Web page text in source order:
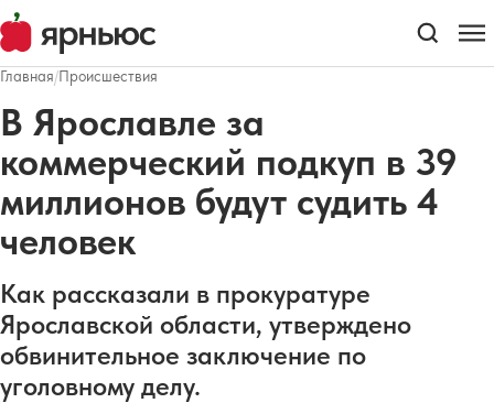
Главная/Происшествия
В Ярославле за
коммерческий подкуп в 39
миллионов будут судить 4
человек
Как рассказали в прокуратуре
Ярославской области, утверждено
обвинительное заключение по
уголовному делу.